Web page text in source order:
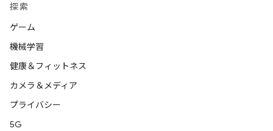
探索
ゲーム
機械学習
健康＆フィットネス
カメラ＆メディア
プライバシー
5G